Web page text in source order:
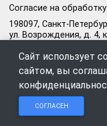
Согласие на
198097, Санкт-
ул. Возрождения, д. 4,
Режим работы офиса:
Пн–Пт: 09:00–18:00
+7 (812) 309-
Сайт использует
сайтом, вы
СОГЛАСЕН